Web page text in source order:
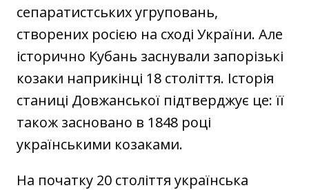
сепаратистських угруповань,
створених росією на сході України. Але
історично Кубань заснували запорізькі
козаки наприкінці 18 століття. Історія
станиці Довжанської підтверджує це: її
також засновано в 1848 році
українськими козаками.
На початку 20 століття українська